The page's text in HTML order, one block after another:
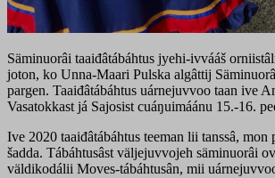
Säminuorâi taaiđâtábáhtus jyehi-ivvááš
joton, ko Unna-Maari Pulska algâttij
pargen. Taaiđâtábáhtus uárnejuvvoo taan ive
Vasatokkast já Sajosist cuáŋuimáánu 15.-16.
Ive 2020 taaiđâtábáhtus teeman lii tanssâ, mon
šadda. Tábáhtusâst väljejuvvojeh säminuorâi
väldikodálii Moves-tábáhtusân, mii